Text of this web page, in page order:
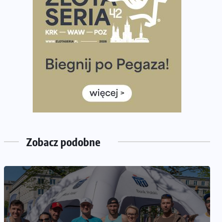
Największy Bieg Powstania Warszawskiego w historii.
Ponad 12 tysięcy uczestników pobiegło dla Bohaterów!
Co ma dużo białka? Produkty, które warto włączyć do
Rozbiegany Olsztyn szykuje się na weekend z
Wystartuje rekordowa liczba uczestników
Zobacz podobne